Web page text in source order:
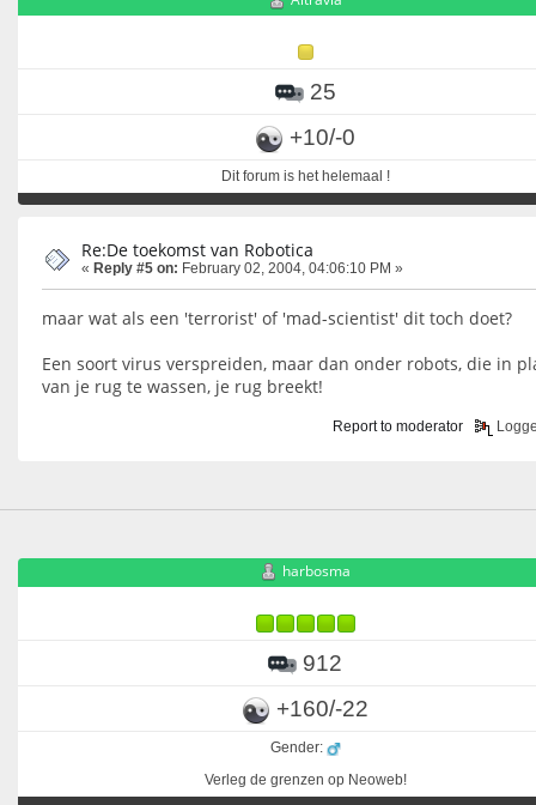
25
+10/-0
Dit forum is het helemaal !
Re:De toekomst van Robotica
« Reply #5 on: February 02, 2004, 04:06:10 PM »
maar wat als een 'terrorist' of 'mad-scientist' dit toch doet?
Een soort virus verspreiden, maar dan onder robots, die in
van je rug te wassen, je rug breekt!
Report to moderator
harbosma
912
+160/-22
Gender:
Verleg de grenzen op Neoweb!